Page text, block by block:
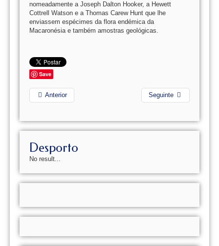
nomeadamente a Joseph Dalton Hooker, a Hewett
Cottrell Watson e a Thomas Carew Hunt que lhe
enviassem espécimes da flora endémica da
Macaronésia e também amostras geológicas.
Save
Anterior Seguinte
Desporto
No result...